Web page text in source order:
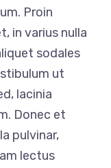
Proin
in varius nulla
sodales
ut
lacinia
Donec et
pulvinar,
lectus